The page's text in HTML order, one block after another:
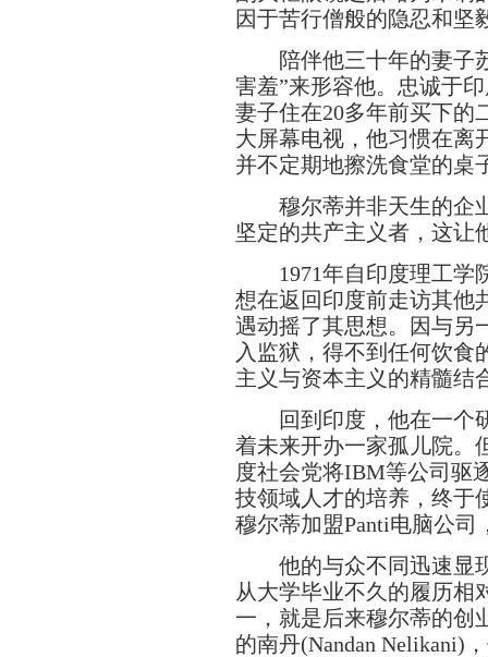
因于苦行僧般的隐忍和坚
陪伴他三十年的妻子苏
害羞”来形容他。忠诚于
妻子住在20多年前买下的
大屏幕电视，他习惯在离
并不定期地擦洗食堂的桌
穆尔蒂并非天生的企业
坚定的共产主义者，这让
1971年自印度理工学
想在返回印度前走访其他
遇动摇了其思想。因与另
入监狱，得不到任何饮食
主义与资本主义的精髓结
回到印度，他在一个研
着未来开办一家孤儿院。
度社会党将IBM等公司驱
技领域人才的培养，终于
穆尔蒂加盟Panti电脑公
他的与众不同迅速显现
从大学毕业不久的履历相
一，就是后来穆尔蒂的创
的南丹(Nandan Nelikani)